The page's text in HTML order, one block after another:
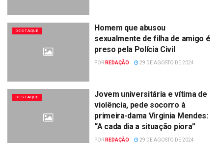
DESTAQUE
Homem que abusou
sexualmente de filha de amigo é
preso pela Polícia Civil
POR REDAÇÃO 29 DE AGOSTO DE 2024
DESTAQUE
Jovem universitária e vítima de
violência, pede socorro à
primeira-dama Virginia Mendes:
“A cada dia a situação piora”
POR REDAÇÃO 29 DE AGOSTO DE 2024